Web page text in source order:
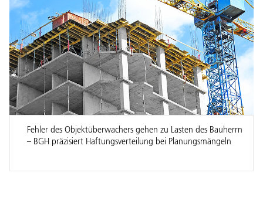
Fehler des Objektüberwachers gehen zu Lasten des Bauherrn
– BGH präzisiert Haftungsverteilung bei Planungsmängeln